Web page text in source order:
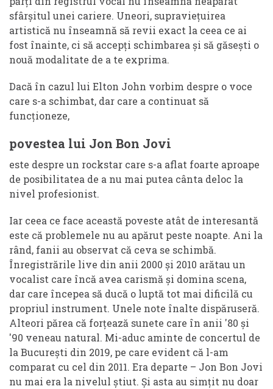
sfârșitul unei cariere. Uneori, supraviețuirea
artistică nu înseamnă să revii exact la ceea ce ai
fost înainte, ci să accepți schimbarea și să găsești o
nouă modalitate de a te exprima.
Dacă în cazul lui Elton John vorbim despre o voce
care s-a schimbat, dar care a continuat să
funcționeze,
povestea lui Jon Bon Jovi
este despre un rockstar care s-a aflat foarte aproape
de posibilitatea de a nu mai putea cânta deloc la
nivel profesionist.
Iar ceea ce face această poveste atât de interesantă
este că problemele nu au apărut peste noapte. Ani la
rând, fanii au observat că ceva se schimbă.
Înregistrările live din anii 2000 și 2010 arătau un
vocalist care încă avea carismă și domina scena,
dar care începea să ducă o luptă tot mai dificilă cu
propriul instrument. Unele note înalte dispăruseră.
Alteori părea că forțează sunete care în anii '80 și
'90 veneau natural. Mi-aduc aminte de concertul de
la București din 2019, pe care evident că l-am
comparat cu cel din 2011. Era departe – Jon Bon Jovi
nu mai era la nivelul știut. Și asta au simțit nu doar